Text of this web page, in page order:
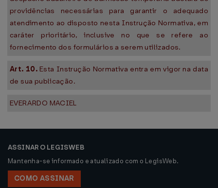
providências necessárias para garantir o adequado
atendimento ao disposto nesta Instrução Normativa, em
caráter prioritário, inclusive no que se refere ao
fornecimento dos formulários a serem utilizados.
Art. 10. Esta Instrução Normativa entra em vigor na data
de sua publicação.
EVERARDO MACIEL
ASSINAR O LEGISWEB
Mantenha-se informado e atualizado com o LegisWeb.
COMO ASSINAR